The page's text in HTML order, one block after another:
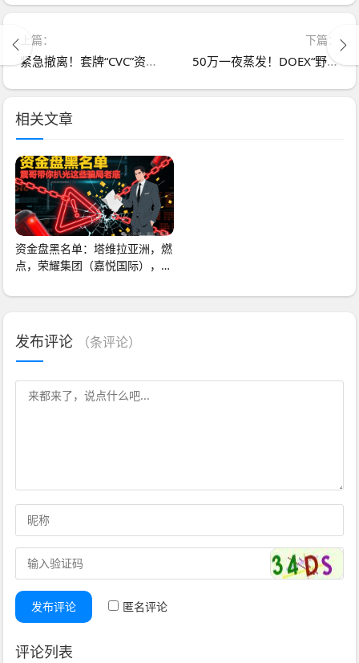
上篇：
紧急撤离！套牌“CVC”资金盘进入崩盘倒计时，这些信号预示跑路在即！
下篇：
50万一夜蒸发！DOEX“野鸡交易所”上线10天就卷款跑路
相关文章
资金盘黑名单：塔维拉亚洲，燃
点，荣耀集团（嘉悦国际），钜
发布评论 （条评论）
发布评论 匿名评论
评论列表